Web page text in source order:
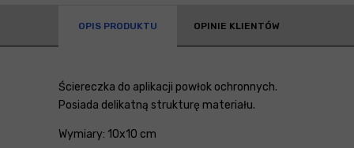
OPIS PRODUKTU OPINIE KLIENTÓW
Ściereczka do aplikacji powłok ochronnych.
Posiada delikatną strukturę materiału.
Wymiary: 10x10 cm